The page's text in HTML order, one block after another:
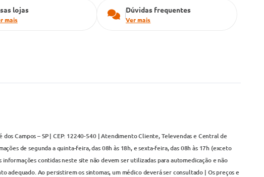
lojas
mais
Dúvidas frequentes
Ver mais
Campos – SP | CEP: 12240-540 | Atendimento Cliente, Televendas e Central de
de segunda a quinta-feira, das 08h às 18h, e sexta-feira, das 08h às 17h (exceto
contidas neste site não devem ser utilizadas para automedicação e não
Ao persistirem os sintomas, um médico deverá ser consultado | Os preços e